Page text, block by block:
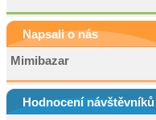
Napsali o nás
Mimibazar
Hodnocení návštěvníků